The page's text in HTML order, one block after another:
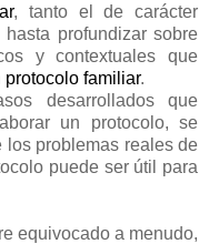
, tanto el de carácter
profundizar sobre
y contextuales que
protocolo familiar.
desarrollados que
un protocolo, se
los problemas reales de
puede ser útil para
equivocado a menudo,